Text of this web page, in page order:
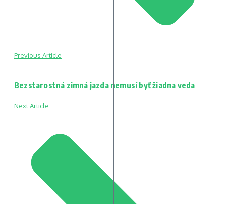
Previous Article
Bezstarostná zimná jazda nemusí byť žiadna veda
Next Article